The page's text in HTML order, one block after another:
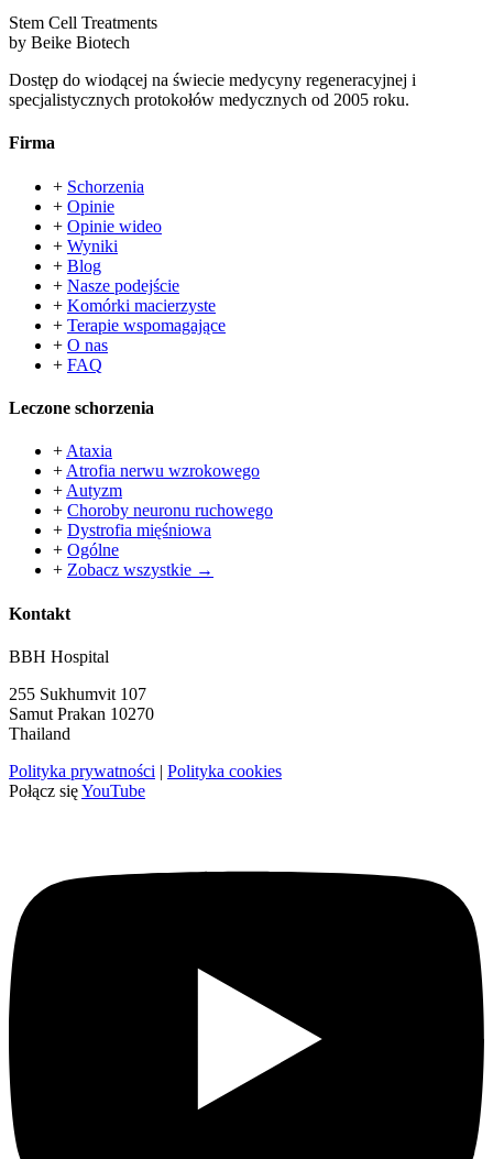
Stem Cell Treatments
by Beike Biotech
Dostęp do wiodącej na świecie medycyny regeneracyjnej i
specjalistycznych protokołów medycznych od 2005 roku.
Firma
+ Schorzenia
+ Opinie
+ Opinie wideo
+ Wyniki
+ Blog
+ Nasze podejście
+ Komórki macierzyste
+ Terapie wspomagające
+ O nas
+ FAQ
Leczone schorzenia
+ Ataxia
+ Atrofia nerwu wzrokowego
+ Autyzm
+ Choroby neuronu ruchowego
+ Dystrofia mięśniowa
+ Ogólne
+ Zobacz wszystkie →
Kontakt
BBH Hospital
255 Sukhumvit 107
Samut Prakan 10270
Thailand
Polityka prywatności | Polityka cookies
Połącz sięYouTube